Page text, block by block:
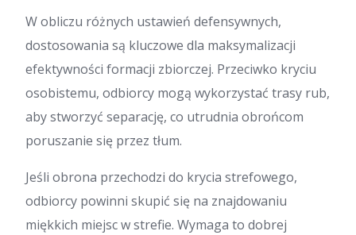
W obliczu różnych ustawień defensywnych,
dostosowania są kluczowe dla maksymalizacji
efektywności formacji zbiorczej. Przeciwko kryciu
osobistemu, odbiorcy mogą wykorzystać trasy rub,
aby stworzyć separację, co utrudnia obrońcom
poruszanie się przez tłum.
Jeśli obrona przechodzi do krycia strefowego,
odbiorcy powinni skupić się na znajdowaniu
miękkich miejsc w strefie. Wymaga to dobrej